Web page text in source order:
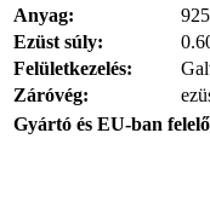
Anyag:
Ezüst súly:
Felületkezelés:
Záróvég:
Gyártó és EU-ban